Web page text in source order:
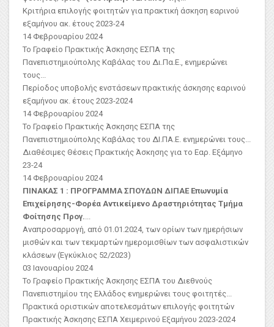
Κριτήρια επιλογής φοιτητών για πρακτική άσκηση εαρινού
εξαμήνου ακ. έτους 2023-24
14 Φεβρουαρίου 2024
Το Γραφείο Πρακτικής Άσκησης ΕΣΠΑ της
Πανεπιστημιούπολης Καβάλας του Δι.Πα.Ε., ενημερώνει
τους...
Περίοδος υποβολής ενστάσεων πρακτικής άσκησης εαρινού
εξαμήνου ακ. έτους 2023-2024
14 Φεβρουαρίου 2024
Το Γραφείο Πρακτικής Άσκησης ΕΣΠΑ της
Πανεπιστημιούπολης Καβάλας του ΔΙ.ΠΑ.Ε. ενημερώνει τους...
Διαθέσιμες Θέσεις Πρακτικής Άσκησης για το Εαρ. Εξάμηνο
23-24
14 Φεβρουαρίου 2024
ΠΙΝΑΚΑΣ 1 : ΠΡΟΓΡΑΜΜΑ ΣΠΟΥΔΩΝ ΔΙΠΑΕ Επωνυμία
Επιχείρησης-Φορέα Αντικείμενο Δραστηριότητας Τμήμα
Φοίτησης Προγ....
Αναπροσαρμογή, από 01.01.2024, των ορίων των ημερήσιων
μισθών και των τεκμαρτών ημερομισθίων των ασφαλιστικών
κλάσεων (Εγκύκλιος 52/2023)
03 Ιανουαρίου 2024
Το Γραφείο Πρακτικής Άσκησης ΕΣΠΑ του Διεθνούς
Πανεπιστημίου της Ελλάδος ενημερώνει τους φοιτητές...
Πρακτικά οριστικών αποτελεσμάτων επιλογής φοιτητών
Πρακτικής Άσκησης ΕΣΠΑ Χειμερινού Εξαμήνου 2023-2024